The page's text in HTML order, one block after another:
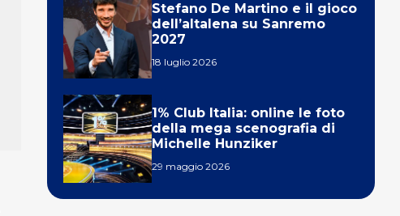
Stefano De Martino e il gioco
dell’altalena su Sanremo
2027
18 luglio 2026
1% Club Italia: online le foto
della mega scenografia di
Michelle Hunziker
29 maggio 2026